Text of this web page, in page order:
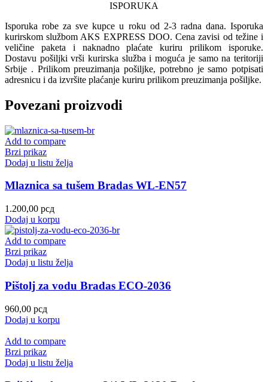
ISPORUKA
Isporuka robe za sve kupce u roku od 2-3 radna dana. Isporuka
kurirskom službom AKS EXPRESS DOO. Cena zavisi od težine i
veličine paketa i naknadno plaćate kuriru prilikom isporuke.
Dostavu pošiljki vrši kurirska služba i moguća je samo na teritoriji
Srbije . Prilikom preuzimanja pošiljke, potrebno je samo potpisati
adresnicu i da izvršite plaćanje kuriru prilikom preuzimanja pošiljke.
Povezani proizvodi
Add to compare
Brzi prikaz
Dodaj u listu želja
Mlaznica sa tušem Bradas WL-EN57
1.200,00 рсд
Dodaj u korpu
Add to compare
Brzi prikaz
Dodaj u listu želja
Pištolj za vodu Bradas ECO-2036
960,00 рсд
Dodaj u korpu
Add to compare
Brzi prikaz
Dodaj u listu želja